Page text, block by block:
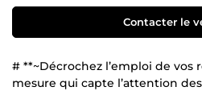
Contacter le
# **~Décrochez l’emploi de vos
mesure qui capte l’attention